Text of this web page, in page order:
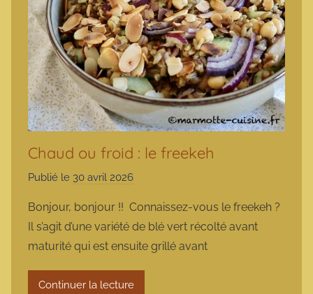
Chaud ou froid : le freekeh
Publié le 30 avril 2026
r
m
a
r
m
Bonjour, bonjour !! Connaissez-vous le freekeh ?
Il s’agit d’une variété de blé vert récolté avant
maturité qui est ensuite grillé avant
Continuer la lecture